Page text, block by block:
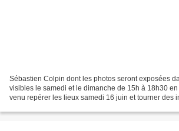
Sébastien Colpin dont les photos seront exposées
visibles le samedi et le dimanche de 15h à 18h30
venu repérer les lieux samedi 16 juin et tourner des